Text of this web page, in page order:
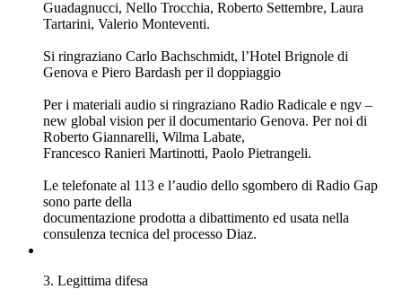
Si ringraziano inoltre Radio Radicale per i contributi e l’Hotel
Brignole di
Genova.
4. Black Bloc
31/05/2026
46 min